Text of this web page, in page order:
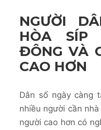
NGƯỜI
HÒA SÍP
ĐÔNG VÀ
CAO HƠN
Dân số ngày càng
nhiều người cần
người cao hơn có